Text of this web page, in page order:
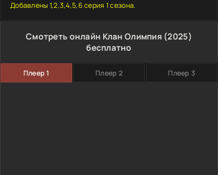
Добавлены 1,2,3,4,5,6 серия 1 сезона.
Смотреть онлайн Клан Олимпия (2025)
бесплатно
Плеер 1 Плеер 2 Плеер 3